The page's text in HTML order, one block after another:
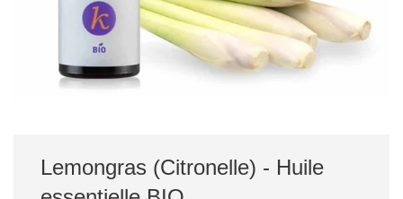
Lemongras (Citronelle) - Huile